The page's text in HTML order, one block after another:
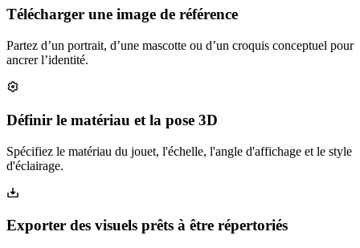
Télécharger une image de référence
Partez d’un portrait, d’une mascotte ou d’un croquis conceptuel pour
ancrer l’identité.
Définir le matériau et la pose 3D
Spécifiez le matériau du jouet, l'échelle, l'angle d'affichage et le style
d'éclairage.
Exporter des visuels prêts à être répertoriés